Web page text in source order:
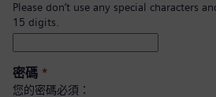
Please don’t use any special characters
15 digits.
密碼 *
您的密碼必須：